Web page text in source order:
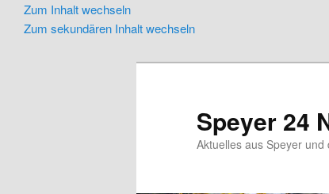
Zum Inhalt wechseln
Zum sekundären Inhalt wechseln
Speyer 24
Aktuelles aus Speyer